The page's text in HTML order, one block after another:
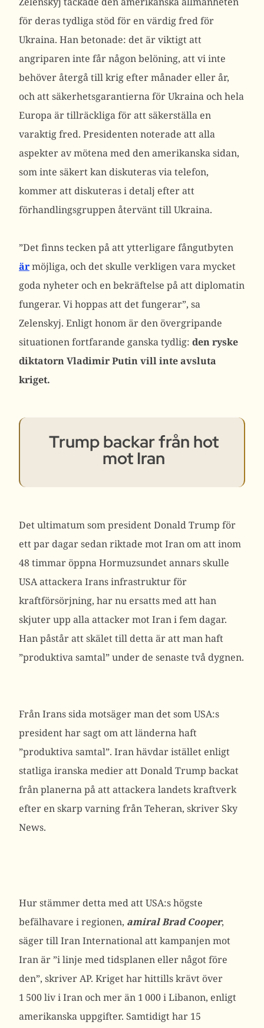
för deras tydliga stöd för en värdig fred för
Ukraina. Han betonade: det är viktigt att
angriparen inte får någon belöning, att vi inte
behöver återgå till krig efter månader eller år,
och att säkerhetsgarantierna för Ukraina och hela
Europa är tillräckliga för att säkerställa en
varaktig fred. Presidenten noterade att alla
aspekter av mötena med den amerikanska sidan,
som inte säkert kan diskuteras via telefon,
kommer att diskuteras i detalj efter att
förhandlingsgruppen återvänt till Ukraina.
”Det finns tecken på att ytterligare fångutbyten
ärmöjliga, och det skulle verkligen vara mycket
goda nyheter och en bekräftelse på att diplomatin
fungerar. Vi hoppas att det fungerar”, sa
Zelenskyj. Enligt honom är den övergripande
situationen fortfarande ganska tydlig: den ryske
diktatorn Vladimir Putin vill inte avsluta
kriget.
Trump backar från hot
mot Iran
Det ultimatum som president Donald Trump för
ett par dagar sedan riktade mot Iran om att inom
48 timmar öppna Hormuzsundet annars skulle
USA attackera Irans infrastruktur för
kraftförsörjning, har nu ersatts med att han
skjuter upp alla attacker mot Iran i fem dagar.
Han påstår att skälet till detta är att man haft
”produktiva samtal” under de senaste två dygnen.
Från Irans sida motsäger man det som USA:s
president har sagt om att länderna haft
”produktiva samtal”. Iran hävdar istället enligt
statliga iranska medier att Donald Trump backat
från planerna på att attackera landets kraftverk
efter en skarp varning från Teheran, skriver Sky
News.
Hur stämmer detta med att USA:s högste
befälhavare i regionen, amiral BradCooper,
säger till Iran International att kampanjen mot
Iran är ”i linje med tidsplanen eller något före
den”, skriver AP. Kriget har hittills krävt över
1 500 liv i Iran och mer än 1 000 i Libanon, enligt
amerikanska uppgifter. Samtidigt har 15